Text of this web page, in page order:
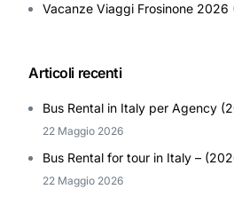
Vacanze Viaggi Frosinone 2026
Articoli recenti
Bus Rental in Italy per Agency
22 Maggio 2026
Bus Rental for tour in Italy –
22 Maggio 2026